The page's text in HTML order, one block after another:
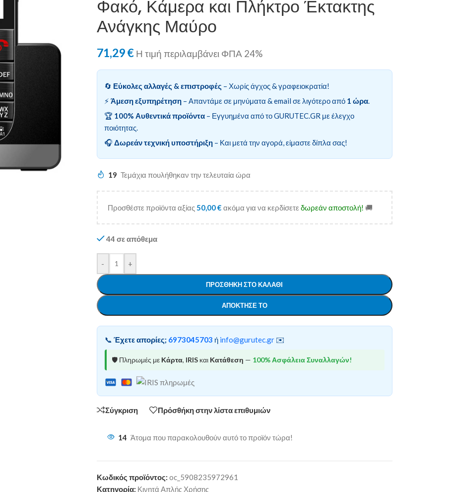
Φακό, Κάμερα και Πλήκτρο Έκτακτης
Ανάγκης Μαύρο
71,29€ Η τιμή περιλαμβάνει ΦΠΑ 24%
🔄 Εύκολες αλλαγές & επιστροφές – Χωρίς άγχος & γραφειοκρατία!
⚡ Άμεση εξυπηρέτηση– Απαντάμε σε μηνύματα & email σε λιγότερο από 1 ώρα.
🏆 100% Αυθεντικά προϊόντα– Εγγυημένα από το GURUTEC.GR με έλεγχο
ποιότητας.
🎧 Δωρεάν τεχνική υποστήριξη– Και μετά την αγορά, είμαστε δίπλα σας!
19 Τεμάχια πουλήθηκαν την τελευταία ώρα
Προσθέστε προϊόντα αξίας50,00€ ακόμα για να κερδίσετε δωρεάν αποστολή! 🚚
44 σε απόθεμα
- +
ΠΡΟΣΘΉΚΗ ΣΤΟ ΚΑΛΆΘΙ
ΑΠΌΚΤΗΣΕ ΤΟ
📞 Έχετε απορίες; 6973045703 ή info@gurutec.gr✉️
🛡️ Πληρωμές με Κάρτα, IRISκαι Κατάθεση — 100% Ασφάλεια Συναλλαγών!
Σύγκριση Πρόσθήκη στην λίστα επιθυμιών
14 Άτομα που παρακολουθούν αυτό το προϊόν τώρα!
Κωδικός προϊόντος: oc_5908235972961
Κατηγορία: Κινητά Απλής Χρήσης